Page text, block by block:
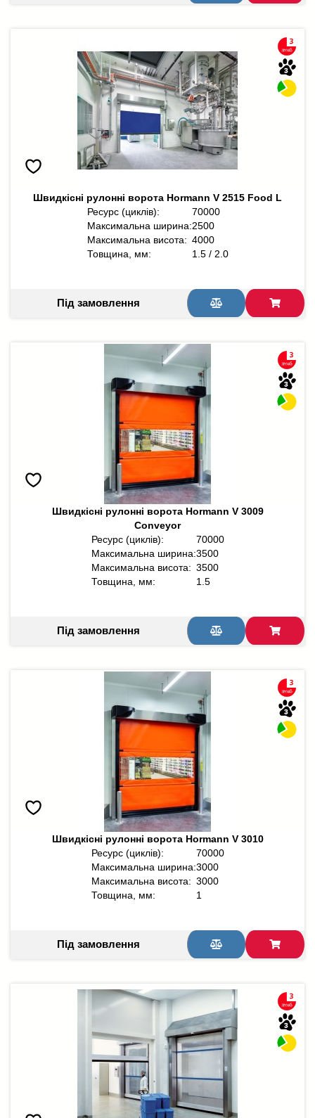
Швидкісні рулонні ворота Hormann V 2515 Food L
Ресурс (циклів):
70000
Максимальна ширина:2500
Максимальна висота: 4000
Товщина, мм:
1.5 / 2.0
Під замовлення
Швидкісні рулонні ворота Hormann V 3009
Conveyor
Ресурс (циклів):
70000
Максимальна ширина:3500
Максимальна висота: 3500
Товщина, мм:
1.5
Під замовлення
Швидкісні рулонні ворота Hormann V 3010
Ресурс (циклів):
70000
Максимальна ширина:3000
Максимальна висота: 3000
Товщина, мм:
1
Під замовлення